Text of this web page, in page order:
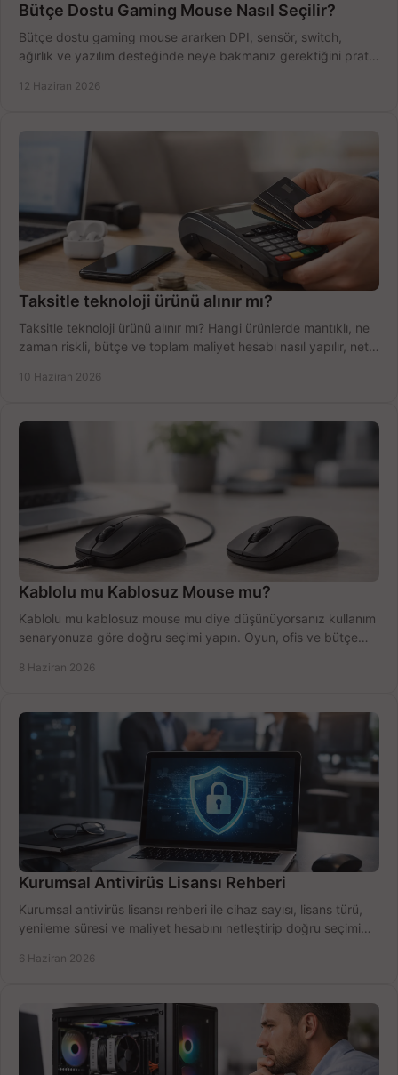
Bütçe Dostu Gaming Mouse Nasıl Seçilir?
Bütçe dostu gaming mouse ararken DPI, sensör, switch,
ağırlık ve yazılım desteğinde neye bakmanız gerektiğini pratik
12 Haziran 2026
Taksitle teknoloji ürünü alınır mı?
Taksitle teknoloji ürünü alınır mı? Hangi ürünlerde mantıklı, ne
zaman riskli, bütçe ve toplam maliyet hesabı nasıl yapılır, net
10 Haziran 2026
Kablolu mu Kablosuz Mouse mu?
Kablolu mu kablosuz mouse mu diye düşünüyorsanız kullanım
senaryonuza göre doğru seçimi yapın. Oyun, ofis ve bütçe
8 Haziran 2026
Kurumsal Antivirüs Lisansı Rehberi
Kurumsal antivirüs lisansı rehberi ile cihaz sayısı, lisans türü,
yenileme süresi ve maliyet hesabını netleştirip doğru seçimi
6 Haziran 2026